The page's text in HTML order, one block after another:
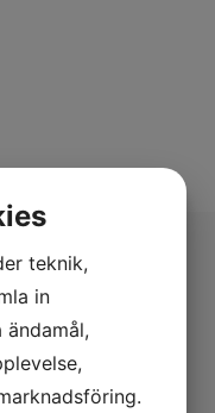
skönhetsprodukter
fria som
eller färdig produkt
är veganska
teknik,
in